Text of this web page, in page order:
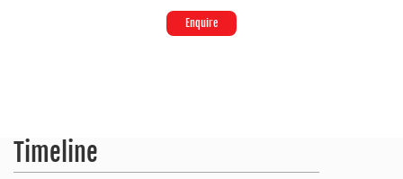
Enquire
Timeline